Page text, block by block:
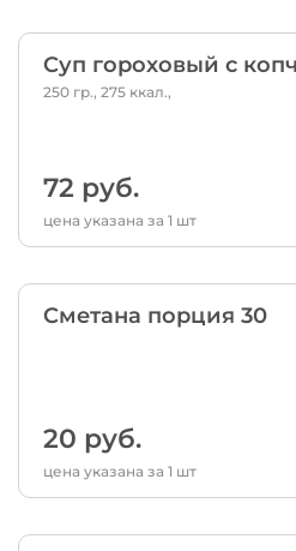
Суп гороховый с
250 гр., 275 ккал.,
72 руб.
цена указана за 1 шт
Сметана порция 30
20 руб.
цена указана за 1 шт